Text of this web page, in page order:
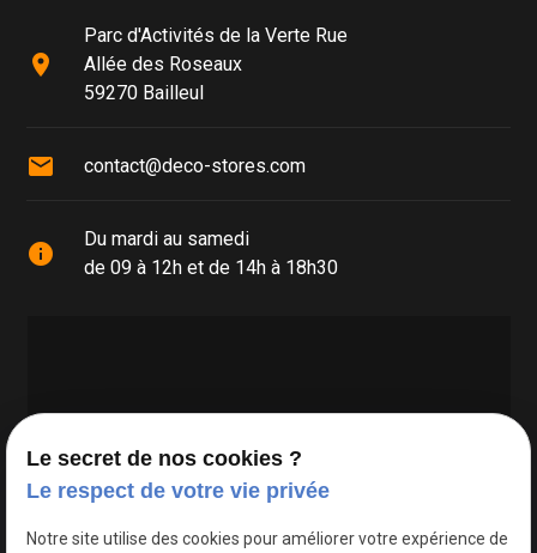
place
Parc d'Activités de la Verte Rue
Allée des Roseaux
59270 Bailleul
mail contact@deco-stores.com
info
Du mardi au samedi
de 09 à 12h et de 14h à 18h30
Google Maps Search API est désactivé.
Le secret de nos cookies ?
Le respect de votre vie privée
Notre site utilise des cookies pour améliorer votre expérience de